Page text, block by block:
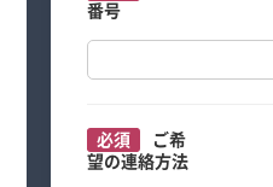
番号
必須
ご希
望の連絡方法